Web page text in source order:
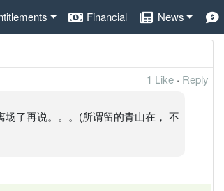
Financial News
1 Like · Reply
了再说。。。(所谓留的青山在， 不